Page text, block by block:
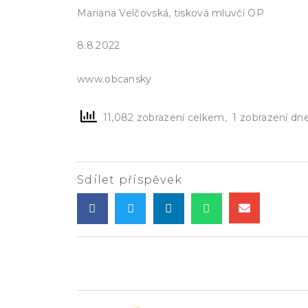
Mariana Velčovská, tisková mluvčí OP
8.8.2022
www.obcansky
11,082 zobrazení celkem, 1 zobrazení
Sdílet příspěvek